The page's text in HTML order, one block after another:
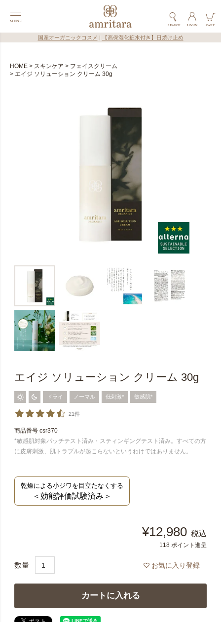
国産オーガニックコスメ 【高保湿化粧水付き】日焼け止め
HOME スキンケア
フェイスクリーム
エイジ ソリューション クリーム 30g
エイジ ソリューション クリーム 30g
ドライ ノーマル 低刺激* 敏感肌*
21件
商品番号 csr370
*敏感肌対象パッチテスト済み・スティンギングテスト済み。すべての方
に皮膚刺激、肌トラブルが起こらないというわけではありません。
乾燥による小ジワを目立たなくする
＜効能評価試験済み＞
¥12,980 税込
118 ポイント進呈
お気に入り登録
カートに入れる